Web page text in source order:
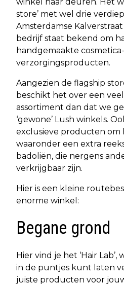
winkel haar deuren. Het
store’ met wel drie
Amsterdamse Kalverstraat
bedrijf staat bekend om
handgemaakte
verzorgingsproducten.
Aangezien de flagship
beschikt het over een
assortiment dan dat we
‘gewone’ Lush winkels.
exclusieve producten om
waaronder een extra
badoliën, die nergens
verkrijgbaar zijn.
Hier is een kleine
enorme winkel:
Begane grond
Hier vind je het ‘Hair
in de puntjes kunt laten
juiste producten voor